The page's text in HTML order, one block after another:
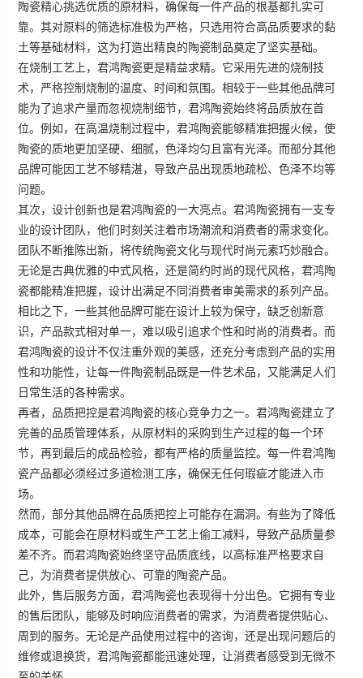
陶瓷精心挑选优质的原材料，确保每一件产品的根基都扎实可
靠。其对原料的筛选标准极为严格，只选用符合高品质要求的黏
土等基础材料，这为打造出精良的陶瓷制品奠定了坚实基础。
在烧制工艺上，君鸿陶瓷更是精益求精。它采用先进的烧制技
术，严格控制烧制的温度、时间和氛围。相较于一些其他品牌可
能为了追求产量而忽视烧制细节，君鸿陶瓷始终将品质放在首
位。例如，在高温烧制过程中，君鸿陶瓷能够精准把握火候，使
陶瓷的质地更加坚硬、细腻，色泽均匀且富有光泽。而部分其他
品牌可能因工艺不够精湛，导致产品出现质地疏松、色泽不均等
问题。
其次，设计创新也是君鸿陶瓷的一大亮点。君鸿陶瓷拥有一支专
业的设计团队，他们时刻关注着市场潮流和消费者的需求变化。
团队不断推陈出新，将传统陶瓷文化与现代时尚元素巧妙融合。
无论是古典优雅的中式风格，还是简约时尚的现代风格，君鸿陶
瓷都能精准把握，设计出满足不同消费者审美需求的系列产品。
相比之下，一些其他品牌可能在设计上较为保守，缺乏创新意
识，产品款式相对单一，难以吸引追求个性和时尚的消费者。而
君鸿陶瓷的设计不仅注重外观的美感，还充分考虑到产品的实用
性和功能性，让每一件陶瓷制品既是一件艺术品，又能满足人们
日常生活的各种需求。
再者， 品质把控是君鸿陶瓷的核心竞争力之一。君鸿陶瓷建立了
完善的品质管理体系，从原材料的采购到生产过程的每一个环
节，再到最后的成品检验，都有严格的质量监控。每一件君鸿陶
瓷产品都必须经过多道检测工序，确保无任何瑕疵才能进入市
场。
然而，部分其他品牌在品质把控上可能存在漏洞。有些为了降低
成本，可能会在原材料或生产工艺上偷工减料，导致产品质量参
差不齐。而君鸿陶瓷始终坚守品质底线，以高标准严格要求自
己，为消费者提供放心、可靠的陶瓷产品。
此外，售后服务方面，君鸿陶瓷也表现得十分出色。它拥有专业
的售后团队，能够及时响应消费者的需求，为消费者提供贴心、
周到的服务。无论是产品使用过程中的咨询，还是出现问题后的
维修或退换货，君鸿陶瓷都能迅速处理，让消费者感受到无微不